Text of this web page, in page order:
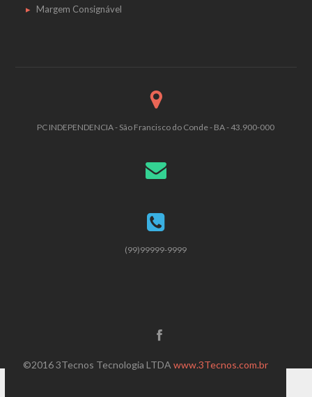
Margem Consignável
PC INDEPENDENCIA - São Francisco do Conde - BA - 43.900-000
(99)99999-9999
©2016 3Tecnos Tecnologia LTDA www.3Tecnos.com.br